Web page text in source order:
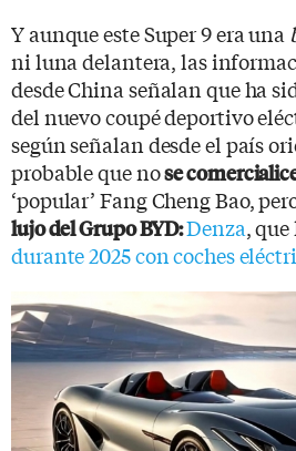
Y aunque este Super 9 era una
ni luna delantera, las
desde China señalan que ha
del nuevo coupé deportivo
según señalan desde el país
probable que nose
‘popular’ Fang Cheng Bao,
lujo del Grupo BYD:Denza,
durante 2025 con coches